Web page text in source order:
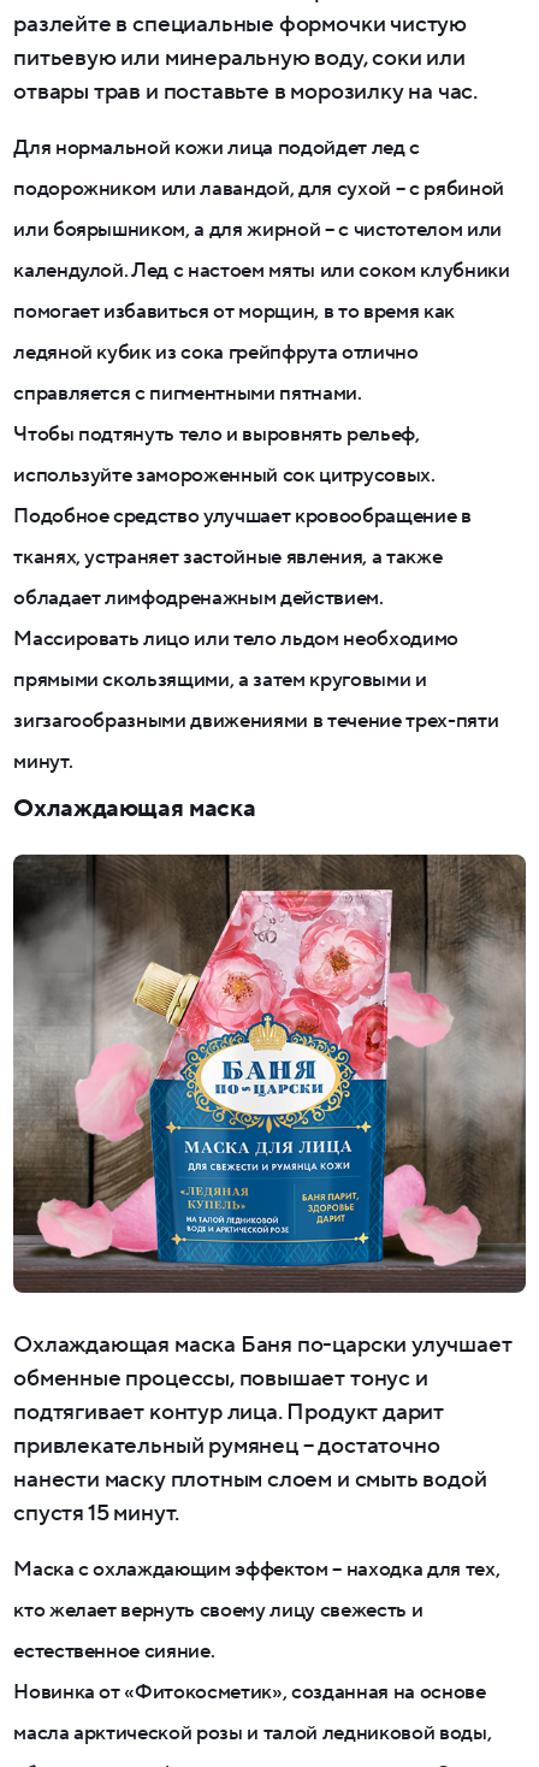
разлейте в специальные формочки чистую
питьевую или минеральную воду, соки или
отвары трав и поставьте в морозилку на час.
Для нормальной кожи лица подойдет лед с
подорожником или лавандой, для сухой – с рябиной
или боярышником, а для жирной – с чистотелом или
календулой. Лед с настоем мяты или соком клубники
помогает избавиться от морщин, в то время как
ледяной кубик из сока грейпфрута отлично
справляется с пигментными пятнами.
Чтобы подтянуть тело и выровнять рельеф,
используйте замороженный сок цитрусовых.
Подобное средство улучшает кровообращение в
тканях, устраняет застойные явления, а также
обладает лимфодренажным действием.
Массировать лицо или тело льдом необходимо
прямыми скользящими, а затем круговыми и
зигзагообразными движениями в течение трех-пяти
минут.
Охлаждающая маска
Охлаждающая маска Баня по-царски улучшает
обменные процессы, повышает тонус и
подтягивает контур лица. Продукт дарит
привлекательный румянец – достаточно
нанести маску плотным слоем и смыть водой
спустя 15 минут.
Маска с охлаждающим эффектом – находка для тех,
кто желает вернуть своему лицу свежесть и
естественное сияние.
Новинка от «Фитокосметик», созданная на основе
масла арктической розы и талой ледниковой воды,